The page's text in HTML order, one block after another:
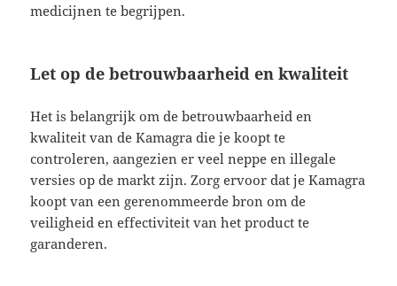
medicijnen te begrijpen.
Let op de betrouwbaarheid en kwaliteit
Het is belangrijk om de betrouwbaarheid en
kwaliteit van de Kamagra die je koopt te
controleren, aangezien er veel neppe en illegale
versies op de markt zijn. Zorg ervoor dat je Kamagra
koopt van een gerenommeerde bron om de
veiligheid en effectiviteit van het product te
garanderen.